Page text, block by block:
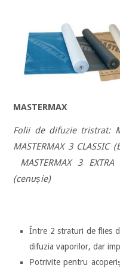
MASTERMAX
Folii de difuzie tristrat:
MASTERMAX 3 CLASSIC
MASTERMAX 3
(cenușie)
Între 2 straturi de flies
difuzia vaporilor, dar
Potrivite pentru